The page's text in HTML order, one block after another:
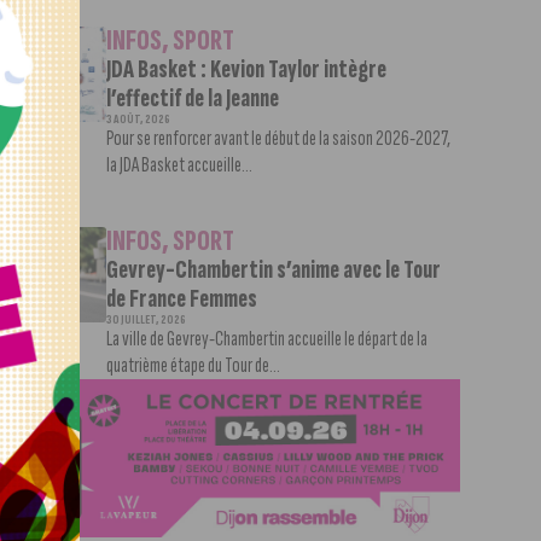
INFOS,SPORT
JDA Basket : Kevion Taylor intègre
l’effectif de la Jeanne
3 AOÛT, 2026
Pour se renforcer avant le début de la saison 2026-2027,
la JDA Basket accueille...
INFOS,SPORT
Gevrey-Chambertin s’anime avec le Tour
de France Femmes
30 JUILLET, 2026
La ville de Gevrey-Chambertin accueille le départ de la
quatrième étape du Tour de...